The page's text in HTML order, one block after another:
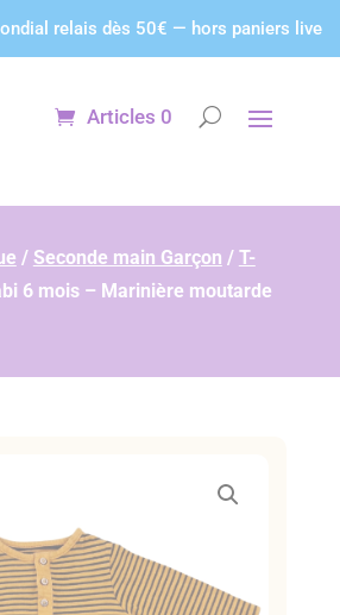
relais dès 50€ — hors paniers live
Articles 0
/ Seconde main Garçon / T-
6 mois – Marinière moutarde
cookies